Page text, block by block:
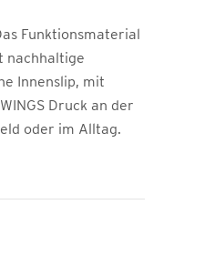
Funktionsmaterial
nachhaltige
Innenslip, mit
Druck an der
oder im Alltag.